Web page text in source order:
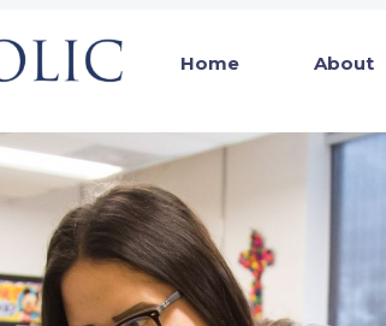
Home About